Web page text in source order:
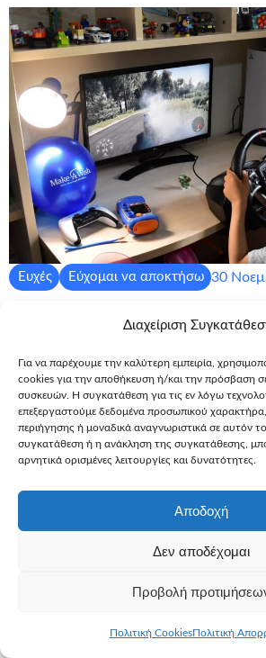
Διαχείριση
Για να παρέχουμε την καλύτερη εμπειρία,
cookies για την αποθήκευση ή/και την πρόσβαση
συσκευών. Η συγκατάθεση για τις εν λόγω
επεξεργαστούμε δεδομένα προσωπικού
περιήγησης ή μοναδικά αναγνωριστικά σε αυτόν
συγκατάθεση ή η ανάκληση της συγκατάθεσης,
αρνητικά ορισμένες λειτουργίες και δυνατότητες.
Αποδοχή
Δεν αποδέχομαι
Προβολή
Πολιτική CookiesΠολιτική
Ευχές Εύχομαι να αποκτήσω 30
Η εκπλήρωση της ευχής του
τέλος ενός κύκλου θεραπειών και θα
που χρειαζόταν για τη συνέχεια.
Περισσότερα